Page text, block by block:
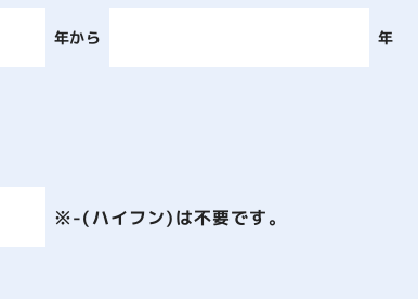
年から 年
※-(ハイフン)は不要です。